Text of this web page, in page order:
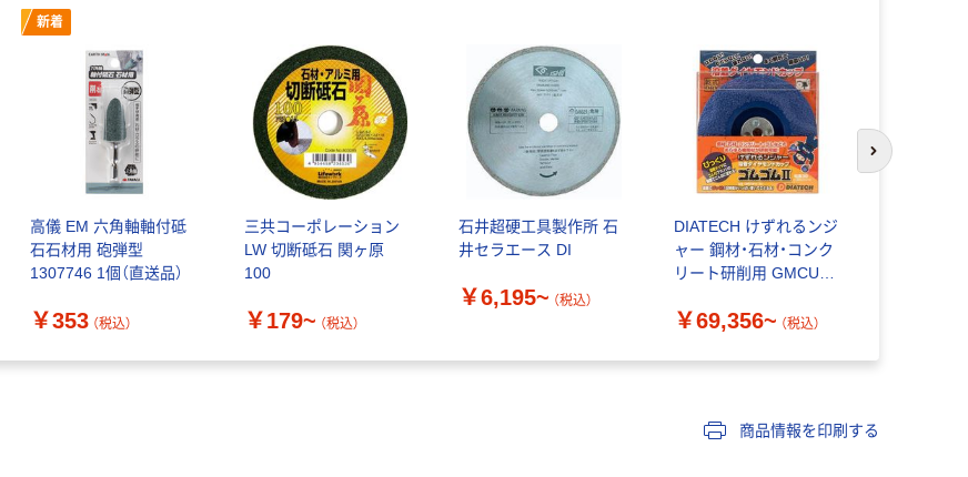
新着
高儀 EM 六角軸軸付砥
石石材用 砲弾型
1307746 1個（直送品）
￥353 （税込）
三共コーポレーション
LW 切断砥石 関ヶ原
100
￥179~ （税込）
石井超硬工具製作所 石
井セラエース DI
￥6,195~ （税込）
DIATECH けずれるンジ
ャー 鋼材・石材・コンク
リート研削用 GMCUP-4
￥69,356~ （税込）
次のスライド
商品情報を印刷する